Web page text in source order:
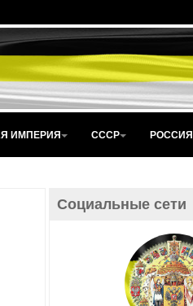
ИМПЕРИЯ СССР РОССИЯ
Социальные сети